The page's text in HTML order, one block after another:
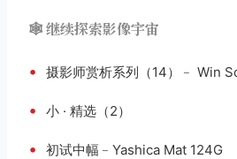
🕸️ 继续探索影像宇宙
• 摄影师赏析系列（14）﹣ Win
• 小 · 精选（2）
• 初试中幅﹣Yashica Mat 124G